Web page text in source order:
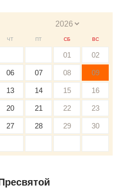
ЧТ ПТ СБ ВС
01 02
06 07 08 09
13 14 15 16
20 21 22 23
27 28 29 30